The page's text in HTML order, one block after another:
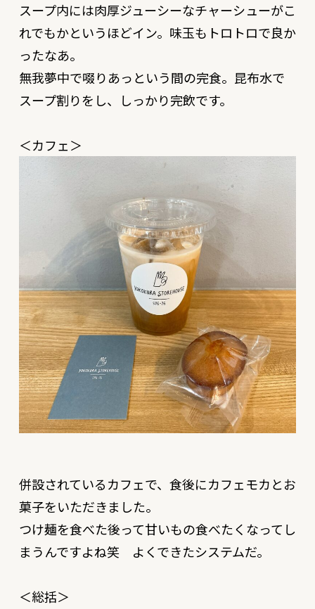
スープ内には肉厚ジューシーなチャーシューがこ
れでもかというほどイン。味玉もトロトロで良か
ったなあ。
無我夢中で啜りあっという間の完食。昆布水で
スープ割りをし、しっかり完飲です。
＜カフェ＞
併設されているカフェで、食後にカフェモカとお
菓子をいただきました。
つけ麺を食べた後って甘いもの食べたくなってし
まうんですよね笑 よくできたシステムだ。
＜総括＞